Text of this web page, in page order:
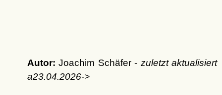
Autor: Joachim Schäfer - zuletzt aktualisiert
a23.04.2026->